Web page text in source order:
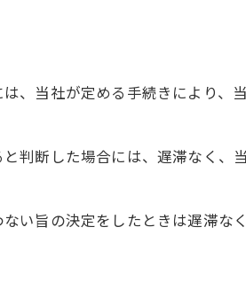
、当社が定める手続きにより、
判断した場合には、遅滞なく、
旨の決定をしたときは遅滞な